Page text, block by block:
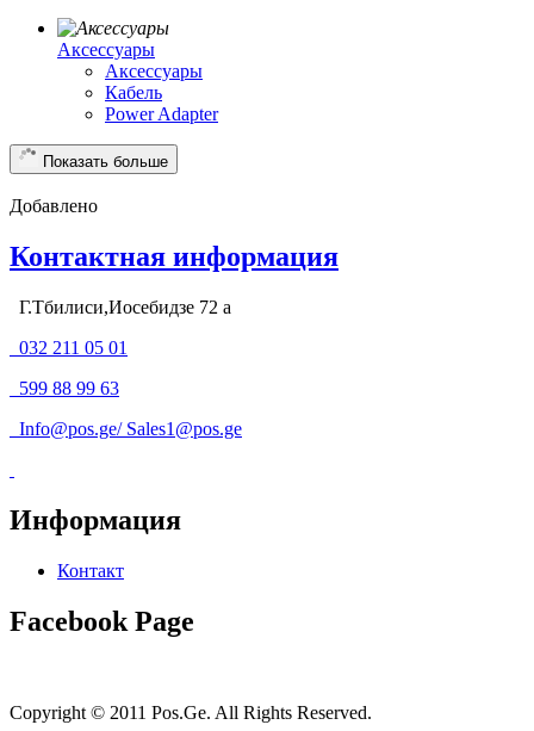
Аксессуары
Аксессуары
Кабель
Power Adapter
Показать больше
Добавлено
Контактная информация
Г.Тбилиси,Иосебидзе 72 а
032 211 05 01
599 88 99 63
Info@pos.ge/ Sales1@pos.ge
Информация
Контакт
Facebook Page
Copyright © 2011 Pos.Ge. All Rights Reserved.